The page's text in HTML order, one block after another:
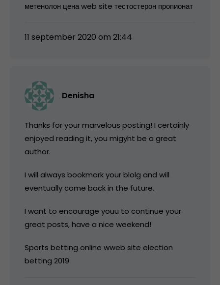
метенолон цена web site тестостерон пропионат
11 september 2020 om 21:44
Denisha
Thanks for your marvelous posting! I certainly
enjoyed reading it, you migyht be a great
author.
I will always bookmark your blolg and will
eventually come back in the future.
I want to encourage youu to continue your
great posts, have a nice weekend!
Sports betting online wweb site election
betting 2019